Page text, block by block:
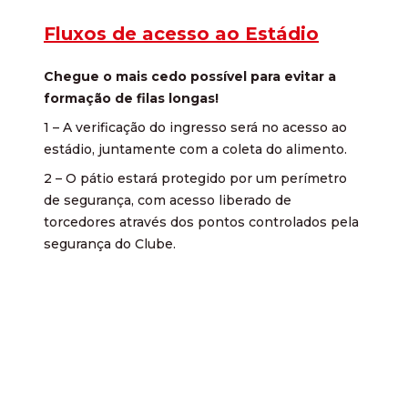
Fluxos de acesso ao Estádio
Chegue o mais cedo possível para evitar a
formação de filas longas!
1 – A verificação do ingresso será no acesso ao
estádio, juntamente com a coleta do alimento.
2 – O pátio estará protegido por um perímetro
de segurança, com acesso liberado de
torcedores através dos pontos controlados pela
segurança do Clube.